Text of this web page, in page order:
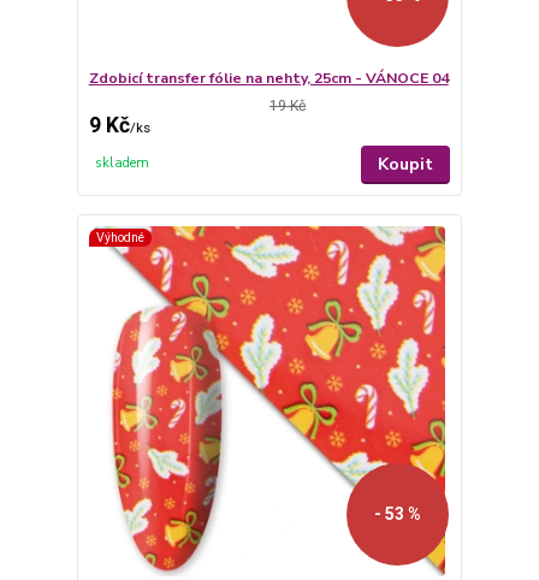
Zdobicí transfer fólie na nehty, 25cm - VÁNOCE 04
19 Kč
9 Kč/ks
skladem Koupit
Výhodné
- 53 %